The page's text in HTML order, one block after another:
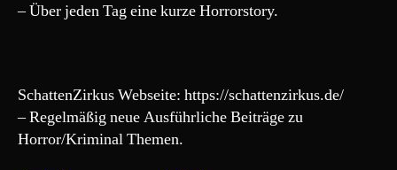
– Über jeden Tag eine kurze Horrorstory.
SchattenZirkus Webseite: https://schattenzirkus.de/
– Regelmäßig neue Ausführliche Beiträge zu
Horror/Kriminal Themen.